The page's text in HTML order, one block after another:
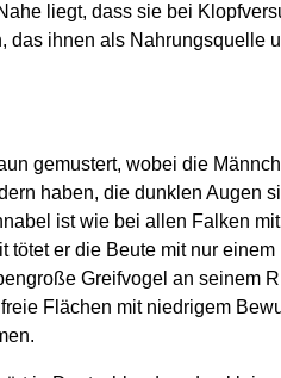
liegt, dass sie bei
ihnen als Nahrungsquelle
gemustert, wobei die
haben, die dunklen Augen
ist wie bei allen Falken
tötet er die Beute mit nur
Greifvogel an seinem
Flächen mit niedrigem